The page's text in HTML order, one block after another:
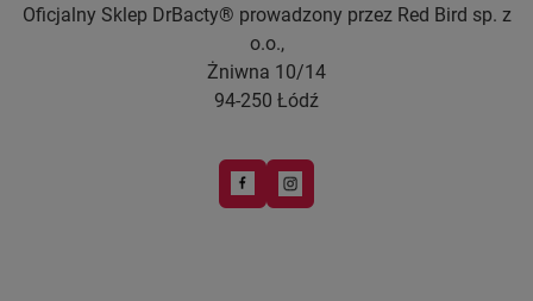
Oficjalny Sklep DrBacty® prowadzony przez Red Bird sp. z
o.o.,
Żniwna 10/14
94-250 Łódź